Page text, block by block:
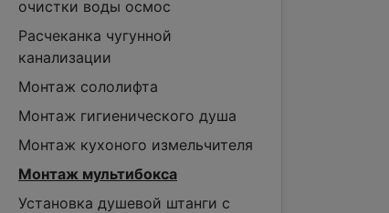
очистки воды осмос
Расчеканка чугунной
канализации
Монтаж сололифта
Монтаж гигиенического душа
Монтаж кухоного измельчителя
Монтаж мультибокса
Установка душевой штанги с